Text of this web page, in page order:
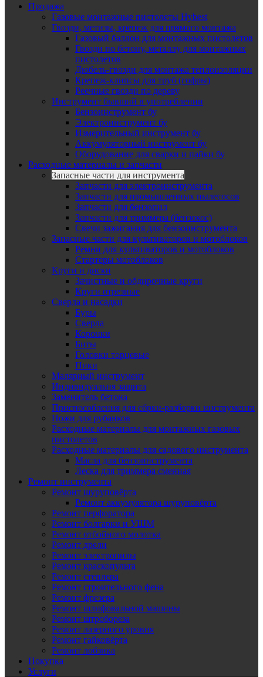
Продажа
Газовые монтажные пистолеты Hybest
Гвозди, метизы, крепеж для прямого монтажа
Газовый баллон для монтажных пистолетов
Гвозди по бетону, металлу для монтажных
пистолетов
Дюбель-гвозди для монтажа теплоизоляции
Крепеж-клипсы для труб (гофры)
Реечные гвозди по дереву
Инструмент бывший в употреблении
Бензоинструмент бу
Электроинструмент бу
Измерительный инструмент бу
Аккумуляторный инструмент бу
Оборудование для сварки и пайки бу
Расходные материалы и запчасти
Запасные части для инструмента
Запчасти для электроинструмента
Запчасти для промышленных пылесосов
Запчасти для бензопил
Запчасти для триммера (бензокос)
Свечи зажигания для бензоинструмента
Запасные части для культиваторов и мотоблоков
Ремни для культиваторов и мотоблоков
Стартеры мотоблоков
Круги и диски
Зачистные и обдирочные круги
Круги отрезные
Сверла и насадки
Буры
Сверла
Коронки
Биты
Головки торцевые
Пики
Малярный инструмент
Индивидуальня защита
Заменитель бетона
Приспособления для сбрки-разборки инструмента
Ножи для рубанков
Расходные материалы для монтажных газовых
пистолетов
Расходные материалы для садового инструмента
Масла для бензоинструмента
Леска для триммера сменная
Ремонт инструмента
Ремонт шуруповёрта
Ремонт аккумулятора шуруповёрта
Ремонт перфоратора
Ремонт болгарки и УШМ
Ремонт отбойного молотка
Ремонт дрели
Ремонт электропилы
Ремонт краскопульта
Ремонт степлера
Ремонт строительного фена
Ремонт фрезера
Ремонт шлифовальной машины
Ремонт штробореза
Ремонт лазерного уровня
Ремонт гайковёрта
Ремонт лобзика
Покупка
Услуги